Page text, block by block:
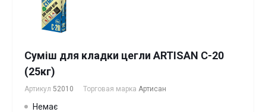
Суміш для кладки цегли ARTISAN С-20
(25кг)
Артикул 52010 Торговая марка Артисан
Немає